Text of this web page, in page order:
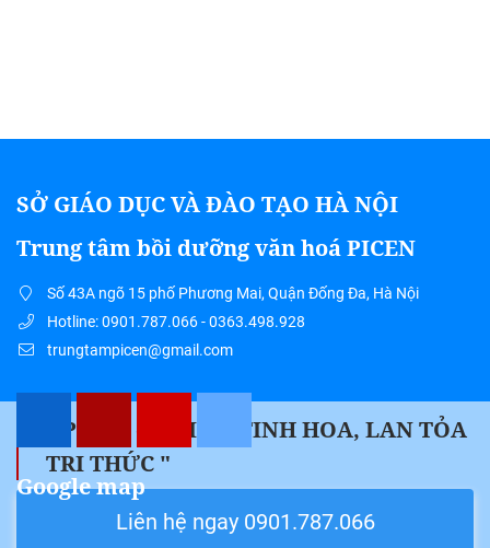
" PICEN – HỘI TỤ TINH HOA, LAN TỎA
TRI THỨC "
Liên hệ ngay 0901.787.066
SỞ GIÁO DỤC VÀ ĐÀO TẠO HÀ NỘI
Trung tâm bồi dưỡng văn hoá PICEN
Số 43A ngõ 15 phố Phương Mai, Quận Đống Đa, Hà Nội
Hotline: 0901.787.066 - 0363.498.928
trungtampicen@gmail.com
Google map